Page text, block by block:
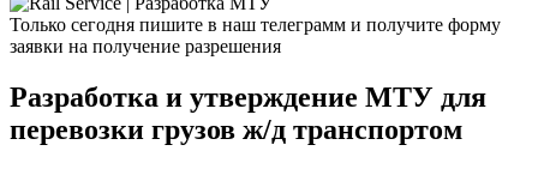
Только сегодня пишите в наш телеграмм и получите форму
заявки на получение разрешения
Разработка и утверждение МТУ для
перевозки грузов ж/д транспортом